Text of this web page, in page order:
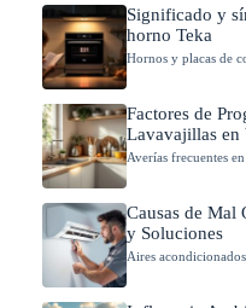
Significado y
horno Teka
Hornos y placas de
Factores de
Lavavajillas en
Averías frecuentes
Causas de Mal
y Soluciones
Aires